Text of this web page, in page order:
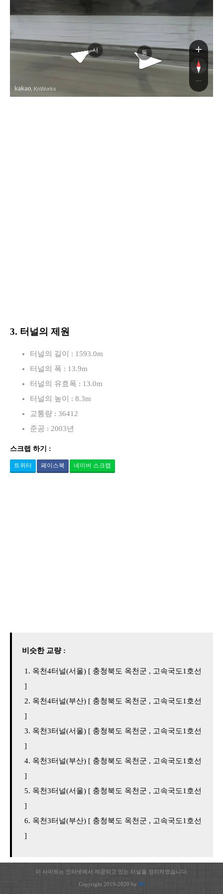
서 동
, KnWorks
3. 터널의 제원
터널의 길이 : 1593.0m
터널의 폭 : 13.9m
터널의 유효폭 : 13.0m
터널의 높이 : 8.3m
교통량 : 36412
준공 : 2003년
스크랩 하기 :
트위터 페이스북 네이버 스크랩
비슷한 교량 :
옥천4터널(서울) [ 충청북도 옥천군 , 고속국도1호선
]
옥천4터널(부산) [ 충청북도 옥천군 , 고속국도1호선
]
옥천3터널(서울) [ 충청북도 옥천군 , 고속국도1호선
]
옥천3터널(부산) [ 충청북도 옥천군 , 고속국도1호선
]
옥천3터널(서울) [ 충청북도 옥천군 , 고속국도1호선
]
옥천3터널(부산) [ 충청북도 옥천군 , 고속국도1호선
]
이 사이트는 인터넷에서 제공되고 있는 터널을 정리하였습니다.
Copyright 2019-2020 by JH